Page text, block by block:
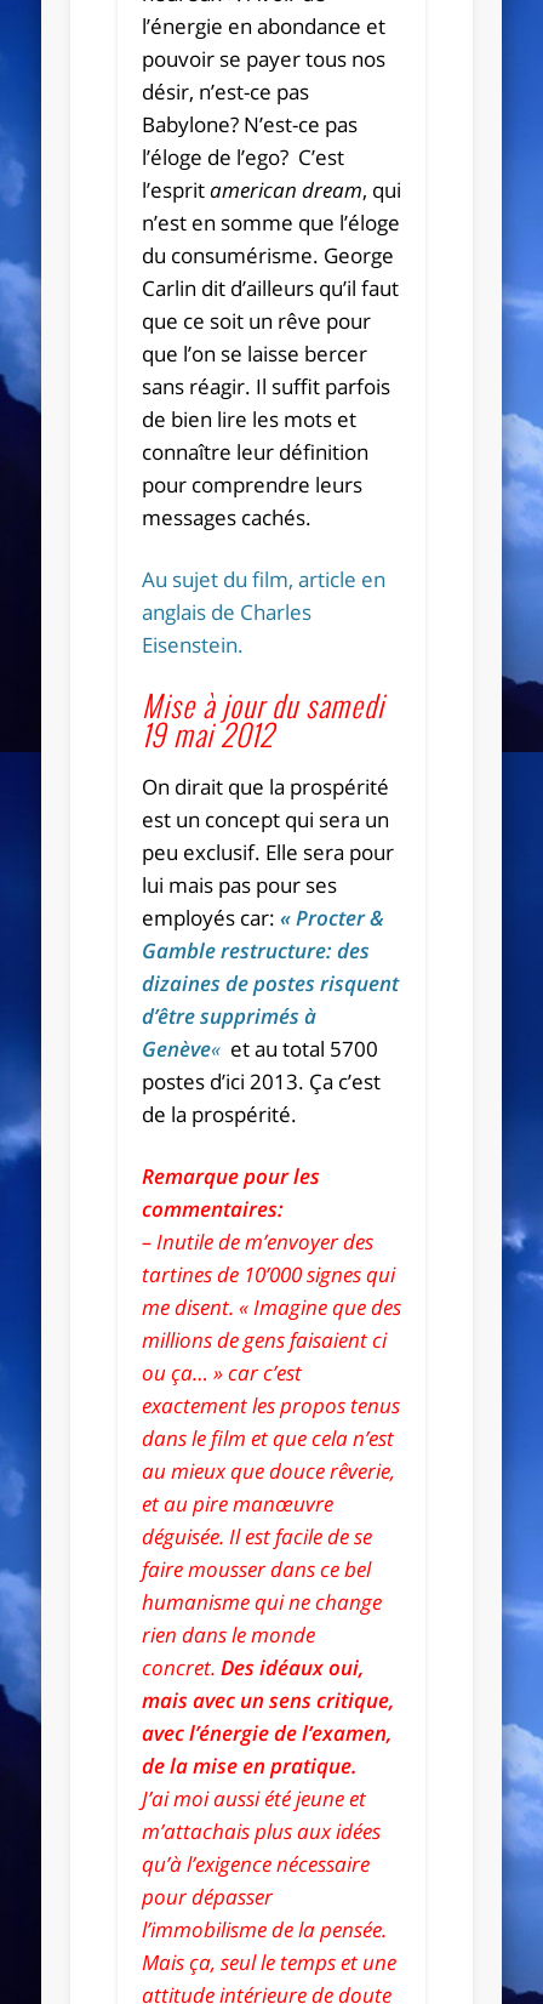
l’énergie en abondance et
pouvoir se payer tous nos
désir, n’est-ce pas
Babylone? N’est-ce pas
l’éloge de l’ego? C’est
l’espritamerican dream, qui
n’est en somme que l’éloge
du consumérisme. George
Carlin dit d’ailleurs qu’il faut
que ce soit un rêve pour
que l’on se laisse bercer
sans réagir. Il suffit parfois
de bien lire les mots et
connaître leur définition
pour comprendre leurs
messages cachés.
Au sujet du film, article en
anglais de Charles
Eisenstein.
Mise à jour du samedi
19 mai 2012
On dirait que la prospérité
est un concept qui sera un
peu exclusif. Elle sera pour
lui mais pas pour ses
employés car: « Procter &
Gamble restructure: des
dizaines de postes risquent
d’être supprimés à
Genève« et au total 5700
postes d’ici 2013. Ça c’est
de la prospérité.
Remarque pour les
commentaires:
– Inutile de m’envoyer des
tartines de 10’000 signes qui
me disent. « Imagine que des
millions de gens faisaient ci
ou ça… » car c’est
exactement les propos tenus
dans le film et que cela n’est
au mieux que douce rêverie,
et au pire manœuvre
déguisée. Il est facile de se
faire mousser dans ce bel
humanisme qui ne change
rien dans le monde
concret. Des idéaux oui,
mais avec un sens critique,
avec l’énergie de l’examen,
de la mise en pratique.
J’ai moi aussi été jeune et
m’attachais plus aux idées
qu’à l’exigence nécessaire
pour dépasser
l’immobilisme de la pensée.
Mais ça, seul le temps et une
attitude intérieure de doute